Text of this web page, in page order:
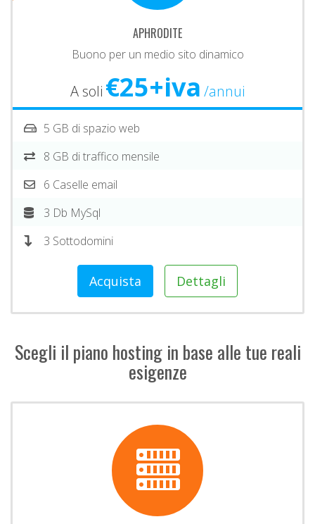
APHRODITE
Buono per un medio sito dinamico
A soli €25+iva /annui
5 GB di spazio web
8 GB di traffico mensile
6 Caselle email
3 Db MySql
3 Sottodomini
Acquista Dettagli
Scegli il piano hosting in base alle tue reali
esigenze